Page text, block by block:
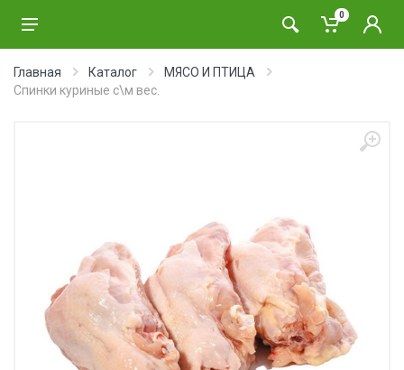
0
Главная Каталог
МЯСО И ПТИЦА
Спинки куриные с\м вес.